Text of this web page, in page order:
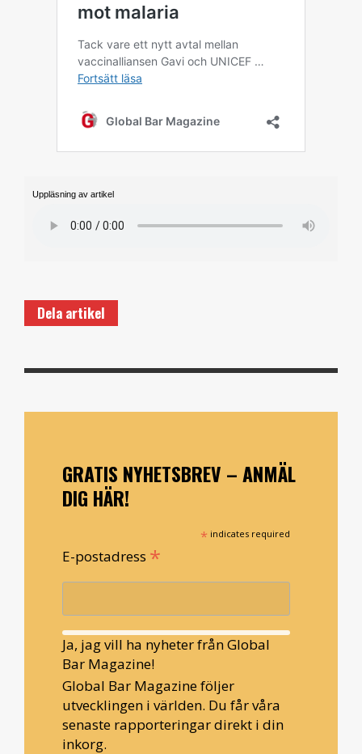
Uppläsning av artikel
Dela artikel
GRATIS NYHETSBREV – ANMÄL
DIG HÄR!
* indicates required
E-postadress *
Ja, jag vill ha nyheter från Global
Bar Magazine!
Global Bar Magazine följer
utvecklingen i världen. Du får våra
senaste rapporteringar direkt i din
inkorg.